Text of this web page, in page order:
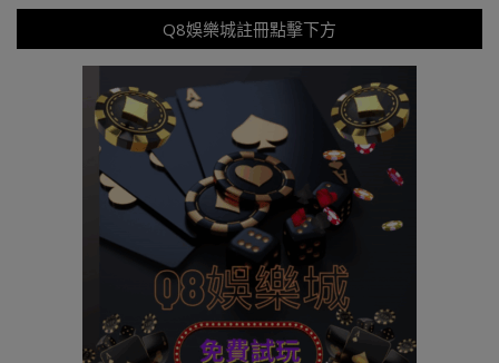
Q8娛樂城註冊點擊下方